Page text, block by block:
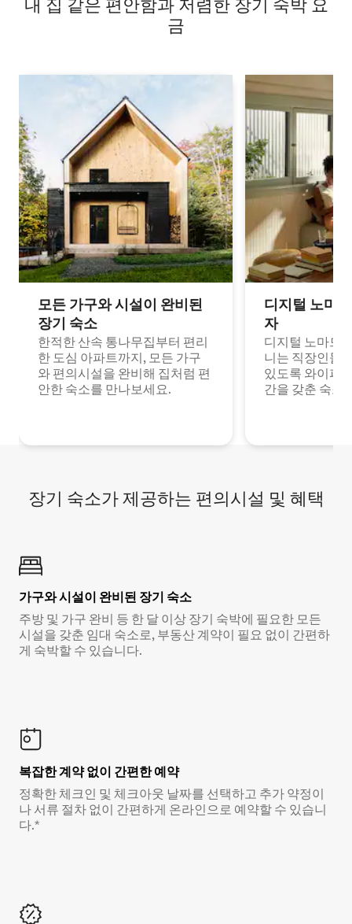
내 집 같은 편안함과 저렴한 장기 숙박 요
금
모든 가구와 시설이 완비된
장기 숙소
한적한 산속 통나무집부터 편리
한 도심 아파트까지, 모든 가구
와 편의시설을 완비해 집처럼 편
안한 숙소를 만나보세요.
디지털 노마
자
디지털 노마드
니는 직장인들
있도록 와이파
간을 갖춘 숙소
장기 숙소가 제공하는 편의시설 및 혜택
가구와 시설이 완비된 장기 숙소
주방 및 가구 완비 등 한 달 이상 장기 숙박에 필요한 모든
시설을 갖춘 임대 숙소로, 부동산 계약이 필요 없이 간편하
게 숙박할 수 있습니다.
복잡한 계약 없이 간편한 예약
정확한 체크인 및 체크아웃 날짜를 선택하고 추가 약정이
나 서류 절차 없이 간편하게 온라인으로 예약할 수 있습니
다.*